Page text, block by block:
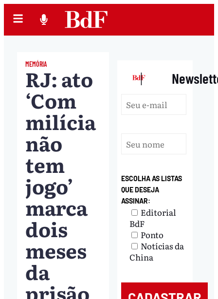
MEMÓRIA
RJ: ato
‘Com
milícia
não
tem
jogo’
marca
dois
meses
da
prisão
|
ESCOLHA AS LISTAS
QUE DESEJA
ASSINAR:
Editorial
BdF
Ponto
Notícias da
China